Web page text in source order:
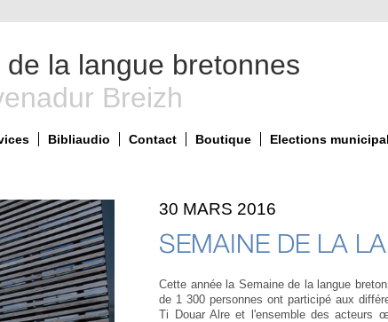
la langue bretonnes
Breizh
Bibliaudio Contact Boutique Elections
30 MARS 2016
SEMAINE DE LA
Cette année la Semaine de la langue
de 1 300 personnes ont participé aux
Ti Douar Alre et l'ensemble des acteurs